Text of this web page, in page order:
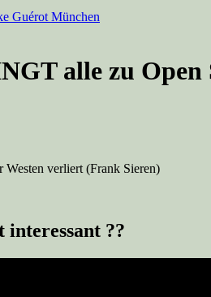
Guérot München
alle zu
verliert (Frank Sieren)
??